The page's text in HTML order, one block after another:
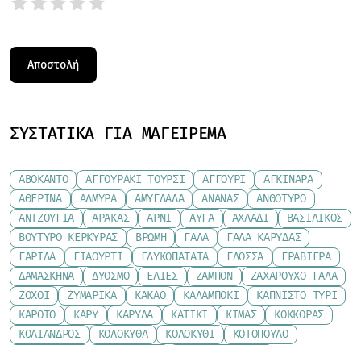
ΣΥΣΤΑΤΙΚΆ ΓΙΑ ΜΑΓΕΊΡΕΜΑ
ΑΒΟΚΆΝΤΟ ΑΓΓΟΥΡΆΚΙ ΤΟΥΡΣΊ ΑΓΓΟΎΡΙ
ΑΓΚΙΝΆΡΑ
ΑΘΕΡΊΝΑ
ΑΛΜΎΡΑ ΑΜΎΓΔΑΛΑ ΑΝΑΝΆΣ
ΑΝΘΌΤΥΡΟ
ΑΝΤΖΟΎΓΙΑ
ΑΡΑΚΆΣ ΑΡΝΊ ΑΥΓΆ ΑΧΛΆΔΙ
ΒΑΣΙΛΙΚΌΣ
ΒΟΎΤΥΡΟ ΚΕΡΚΎΡΑΣ
ΒΡΏΜΗ ΓΆΛΑ
ΓΆΛΑ ΚΑΡΎΔΑΣ
ΓΑΡΊΔΑ
ΓΙΑΟΎΡΤΙ ΓΛΥΚΟΠΑΤΆΤΑ ΓΛΏΣΣΑ
ΓΡΑΒΙΈΡΑ
ΔΑΜΆΣΚΗΝΑ
ΔΥΌΣΜΟ ΕΛΙΈΣ ΖΑΜΠΌΝ
ΖΑΧΑΡΟΎΧΟ ΓΆΛΑ
ΖΟΧΟΊ
ΖΥΜΑΡΙΚΆ ΚΑΚΆΟ ΚΑΛΑΜΠΌΚΙ
ΚΑΠΝΙΣΤΌ ΤΥΡΊ
ΚΑΡΌΤΟ
ΚΆΡΥ ΚΑΡΎΔΑ ΚΑΤΊΚΙ ΚΙΜΆΣ
ΚΌΚΚΟΡΑΣ
ΚΌΛΙΑΝΔΡΟΣ
ΚΟΛΟΚΎΘΑ ΚΟΛΟΚΎΘΙ
ΚΟΤΌΠΟΥΛΟ